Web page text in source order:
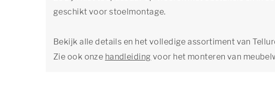
geschikt voor stoelmontage.
Bekijk alle details en het volledige assortiment van
Zie ook onze handleiding voor het monteren van